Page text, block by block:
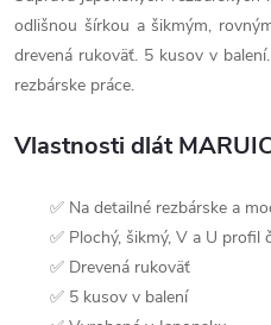
odlišnou šírkou a šikmým,
drevená rukoväť. 5 kusov v
rezbárske práce.
Vlastnosti dlát
✅ Na detailné rezbárske a
✅ Plochý, šikmý, V a U profil
✅ Drevená rukoväť
✅ 5 kusov v balení